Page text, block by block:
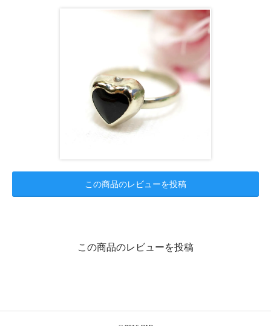
この商品のレビューを投稿
この商品のレビューを投稿